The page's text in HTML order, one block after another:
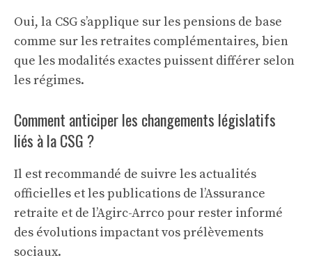
Oui, la CSG s’applique sur les pensions de base
comme sur les retraites complémentaires, bien
que les modalités exactes puissent différer selon
les régimes.
Comment anticiper les changements législatifs
liés à la CSG ?
Il est recommandé de suivre les actualités
officielles et les publications de l’Assurance
retraite et de l’Agirc-Arrco pour rester informé
des évolutions impactant vos prélèvements
sociaux.